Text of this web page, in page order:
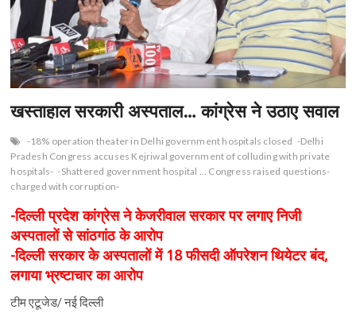
खस्ताहाल सरकारी अस्पताल… कांग्रेस ने उठाए सवाल
-18% operation theater in Delhi government hospitals closed -Delhi
Pradesh Congress accuses Kejriwal government of colluding with private
hospitals- -Shattered government hospital ... Congress raised questions-
charged with corruption-
-दिल्ली प्रदेश कांग्रेस ने केजरीवाल सरकार पर लगाए निजी
अस्पतालों से सांठगांठ के आरोप
-दिल्ली सरकार के अस्पतालों में 18 फीसदी ऑपरेशन थियेटर बंद,
लगाया भ्रष्टाचार का आरोप
टीम एटूजेड/ नई दिल्ली